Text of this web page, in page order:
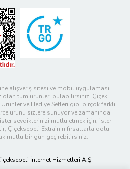
alışveriş sitesi ve mobil uygulaması
olan tüm ürünleri bulabilirsiniz. Çiçek,
ve Hediye Setleri gibi birçok farklı
ürünü sizlere sunuyor ve zamanında
sevdiklerinizi mutlu etmek için, ister
Çiçeksepeti Extra’nın fırsatlarla dolu
mutlu bir gün geçirebilirsiniz.
İnternet Hizmetleri A.Ş